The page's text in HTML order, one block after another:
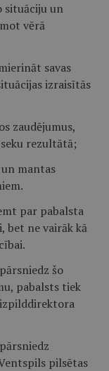
situāciju un
vērā
savas
izraisītās
zaudējumus,
rezultātā;
mantas
par pabalsta
bet ne vairāk kā
šo
pabalsts tiek
pilsētas